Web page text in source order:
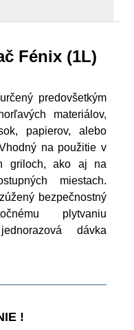
Fénix (1L)
predovšetkým
materiálov,
papierov, alebo
na použitie v
griloch, ako aj na
miestach.
bezpečnostný
plytvaniu
dávka
!